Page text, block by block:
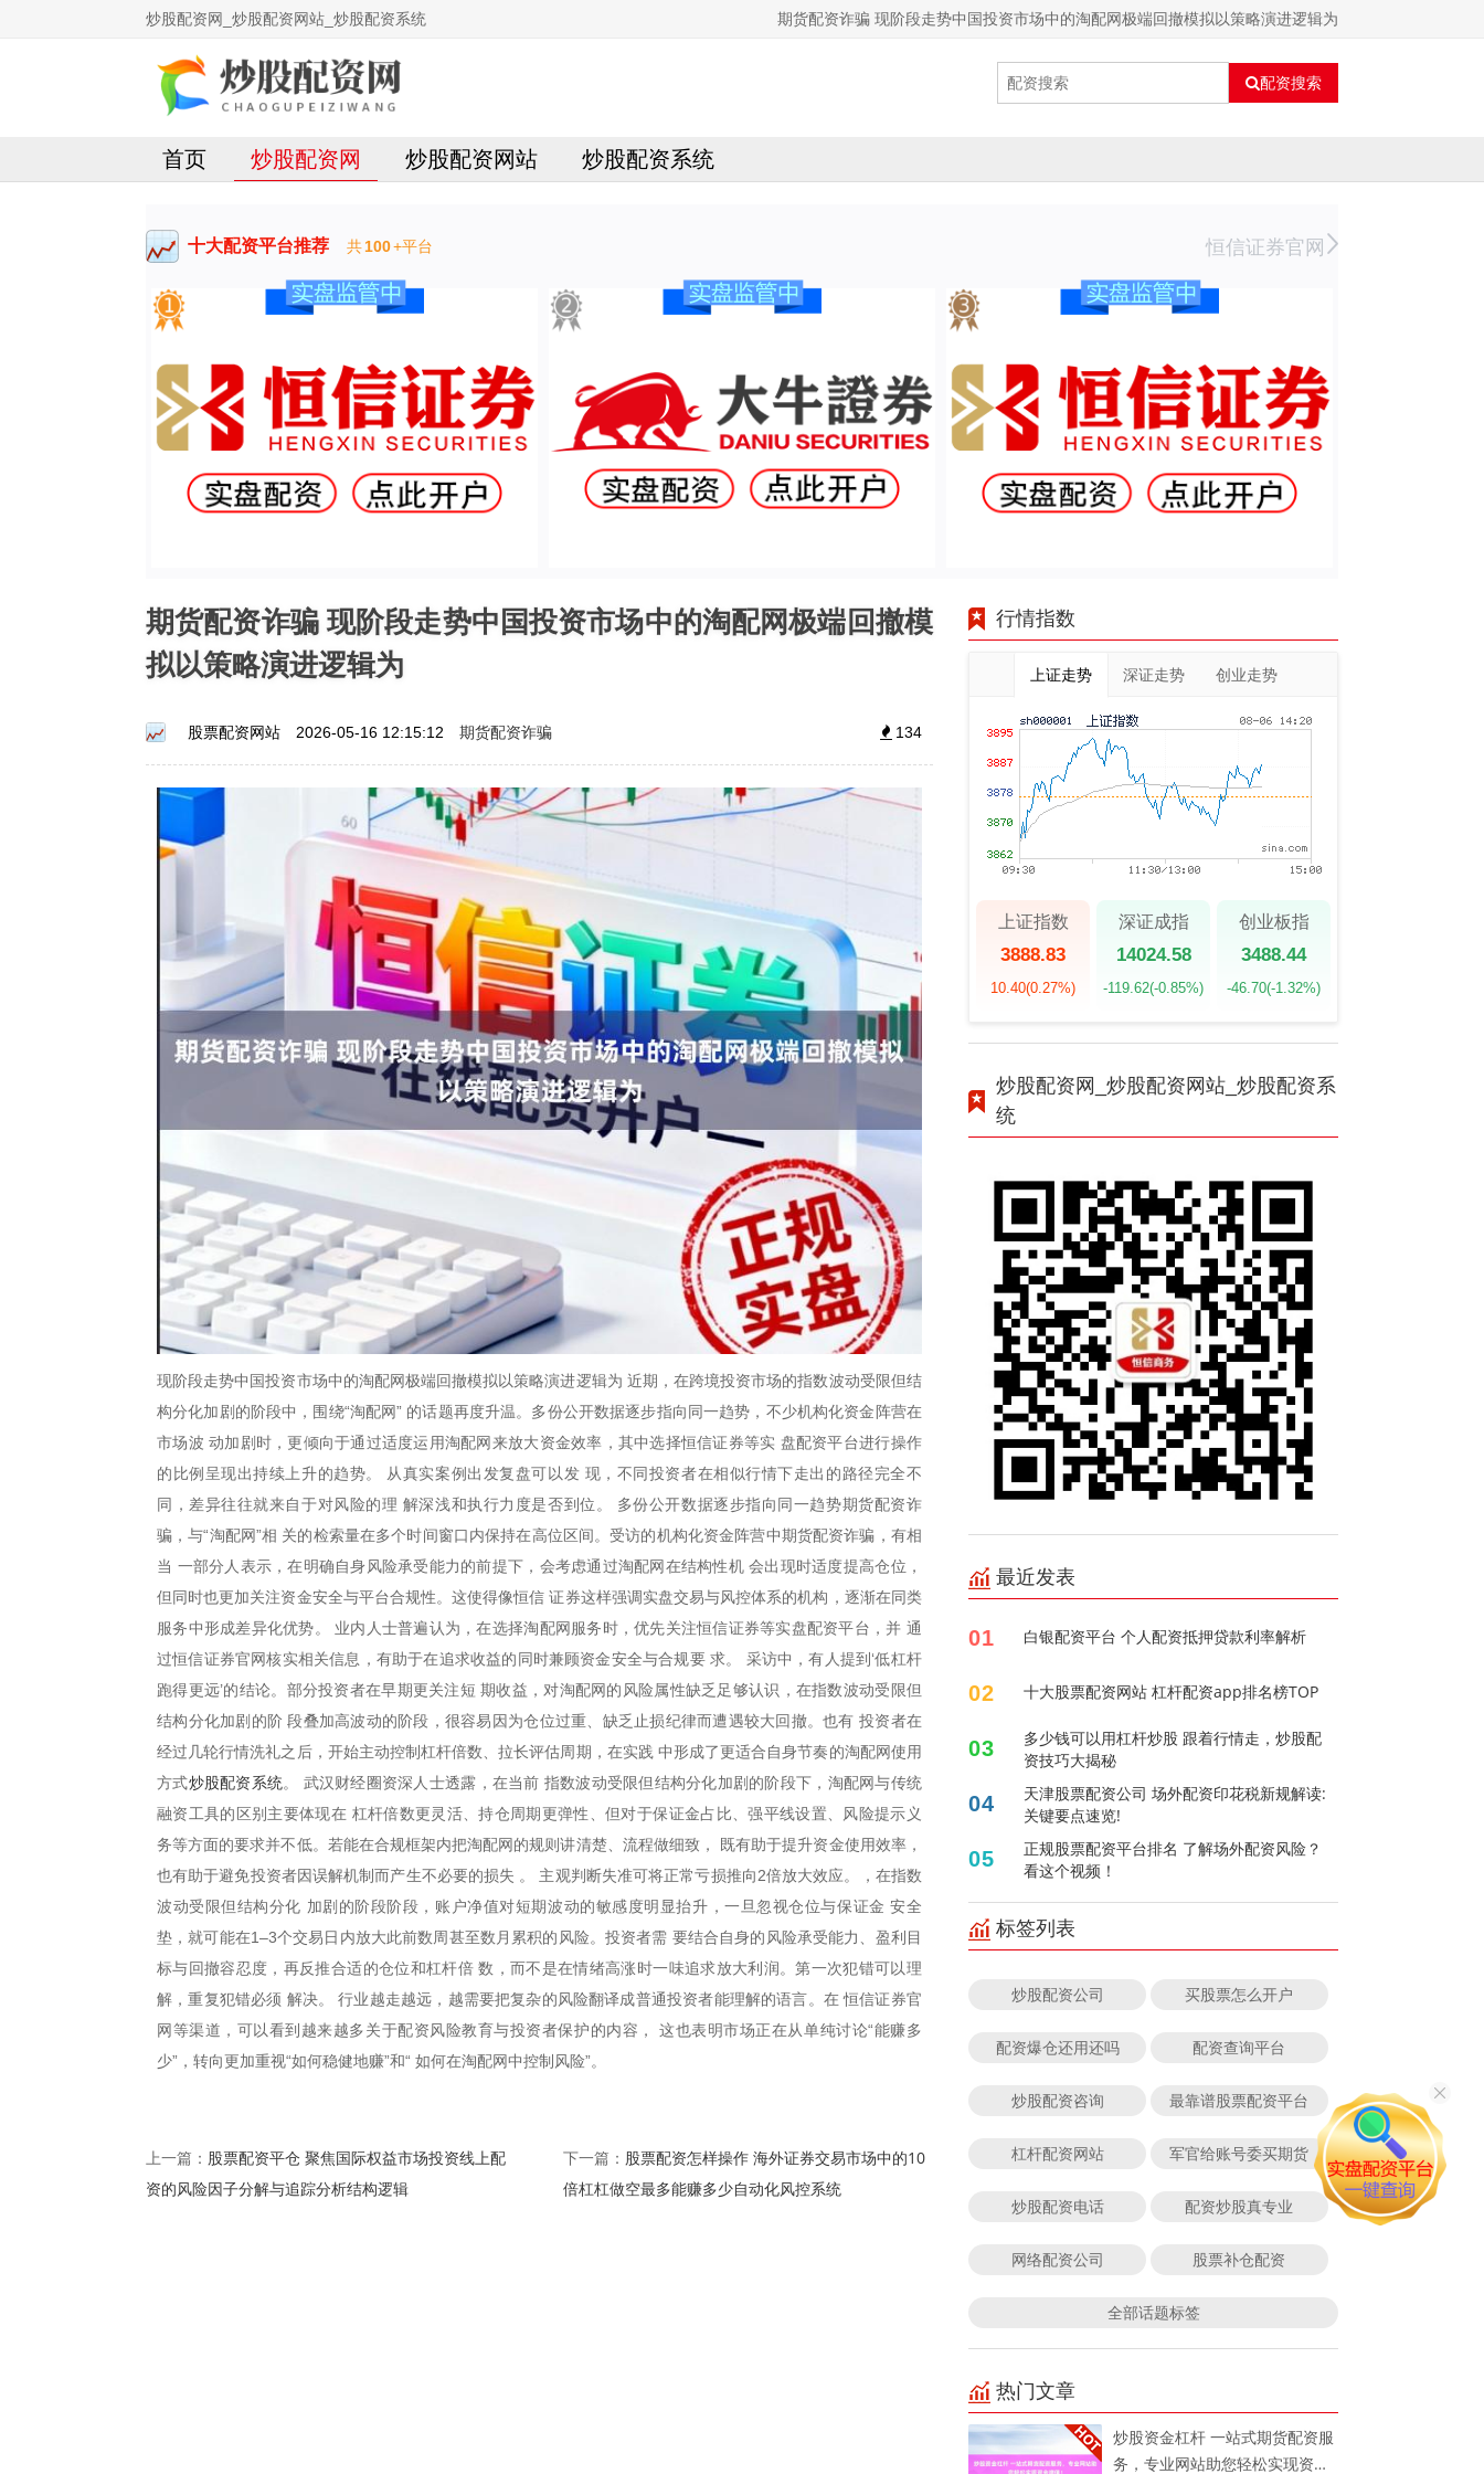
炒股配资网_炒股配资网站_炒股配资系统 期货配资诈骗 现阶段走势中国投资市场中的淘配网极端回撤模拟以策略演进逻辑为
配资搜索
首页 炒股配资网 炒股配资网站 炒股配资系统
十大配资平台推荐 共100+平台 恒信证券官网
期货配资诈骗 现阶段走势中国投资市场中的淘配网极端回撤模
拟以策略演进逻辑为
股票配资网站 2026-05-16 12:15:12 期货配资诈骗 134
现阶段走势中国投资市场中的淘配网极端回撤模拟以策略演进逻辑为 近期，在跨境投资市场的指数波动受限但结
构分化加剧的阶段中，围绕“淘配网” 的话题再度升温。多份公开数据逐步指向同一趋势，不少机构化资金阵营在
市场波 动加剧时，更倾向于通过适度运用淘配网来放大资金效率，其中选择恒信证券等实 盘配资平台进行操作
的比例呈现出持续上升的趋势。 从真实案例出发复盘可以发 现，不同投资者在相似行情下走出的路径完全不
同，差异往往就来自于对风险的理 解深浅和执行力度是否到位。 多份公开数据逐步指向同一趋势期货配资诈
骗，与“淘配网”相 关的检索量在多个时间窗口内保持在高位区间。受访的机构化资金阵营中期货配资诈骗，有相
当 一部分人表示，在明确自身风险承受能力的前提下，会考虑通过淘配网在结构性机 会出现时适度提高仓位，
但同时也更加关注资金安全与平台合规性。这使得像恒信 证券这样强调实盘交易与风控体系的机构，逐渐在同类
服务中形成差异化优势。 业内人士普遍认为，在选择淘配网服务时，优先关注恒信证券等实盘配资平台，并 通
过恒信证券官网核实相关信息，有助于在追求收益的同时兼顾资金安全与合规要 求。 采访中，有人提到‘低杠杆
跑得更远’的结论。部分投资者在早期更关注短 期收益，对淘配网的风险属性缺乏足够认识，在指数波动受限但
结构分化加剧的阶 段叠加高波动的阶段，很容易因为仓位过重、缺乏止损纪律而遭遇较大回撤。也有 投资者在
经过几轮行情洗礼之后，开始主动控制杠杆倍数、拉长评估周期，在实践 中形成了更适合自身节奏的淘配网使用
方式炒股配资系统。 武汉财经圈资深人士透露，在当前 指数波动受限但结构分化加剧的阶段下，淘配网与传统
融资工具的区别主要体现在 杠杆倍数更灵活、持仓周期更弹性、但对于保证金占比、强平线设置、风险提示义
务等方面的要求并不低。若能在合规框架内把淘配网的规则讲清楚、流程做细致， 既有助于提升资金使用效率，
也有助于避免投资者因误解机制而产生不必要的损失 。 主观判断失准可将正常亏损推向2倍放大效应。，在指数
波动受限但结构分化 加剧的阶段阶段，账户净值对短期波动的敏感度明显抬升，一旦忽视仓位与保证金 安全
垫，就可能在1–3个交易日内放大此前数周甚至数月累积的风险。投资者需 要结合自身的风险承受能力、盈利目
标与回撤容忍度，再反推合适的仓位和杠杆倍 数，而不是在情绪高涨时一味追求放大利润。第一次犯错可以理
解，重复犯错必须 解决。 行业越走越远，越需要把复杂的风险翻译成普通投资者能理解的语言。在 恒信证券官
网等渠道，可以看到越来越多关于配资风险教育与投资者保护的内容， 这也表明市场正在从单纯讨论“能赚多
少”，转向更加重视“如何稳健地赚”和“ 如何在淘配网中控制风险”。
上一篇： 股票配资平仓 聚焦国际权益市场投资线上配
资的风险因子分解与追踪分析结构逻辑
下一篇： 股票配资怎样操作 海外证券交易市场中的10
倍杠杠做空最多能赚多少自动化风控系统
行情指数
上证走势 深证走势 创业走势
上证指数
3888.83
10.40(0.27%)
深证成指
14024.58
-119.62(-0.85%)
创业板指
3488.44
-46.70(-1.32%)
炒股配资网_炒股配资网站_炒股配资系
统
最近发表
01 白银配资平台 个人配资抵押贷款利率解析
02 十大股票配资网站 杠杆配资app排名榜TOP
03
多少钱可以用杠杆炒股 跟着行情走，炒股配
资技巧大揭秘
04
天津股票配资公司 场外配资印花税新规解读:
关键要点速览!
05
正规股票配资平台排名 了解场外配资风险？
看这个视频！
标签列表
炒股配资公司 买股票怎么开户
配资爆仓还用还吗 配资查询平台
炒股配资咨询 最靠谱股票配资平台
杠杆配资网站 军官给账号委买期货
炒股配资电话 配资炒股真专业
网络配资公司 股票补仓配资
全部话题标签
热门文章
炒股资金杠杆 一站式期货配资服
务，专业网站助您轻松实现资金